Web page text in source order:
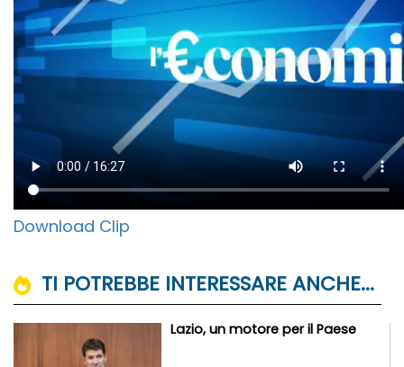
Download Clip
TI POTREBBE INTERESSARE ANCHE...
Lazio, un motore per il Paese